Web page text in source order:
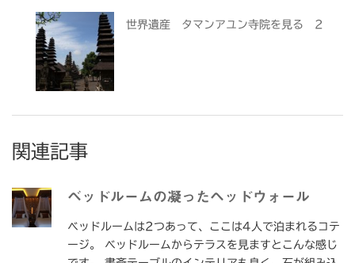
世界遺産 タマンアユン寺院を見る 2
関連記事
ベッドルームの凝ったヘッドウォール
ベッドルームは2つあって、ここは4人で泊まれるコテ
ージ。 ベッドルームからテラスを見ますとこんな感じ